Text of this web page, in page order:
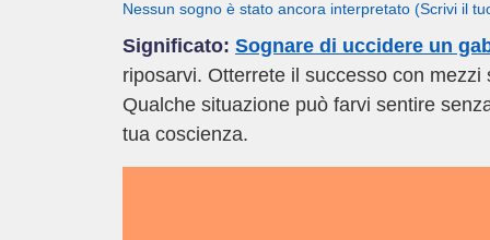
Nessun sogno è stato ancora interpretato (Scrivi il
Significato: Sognare di uccidere un
riposarvi. Otterrete il successo con
Qualche situazione può farvi sentire
tua coscienza.